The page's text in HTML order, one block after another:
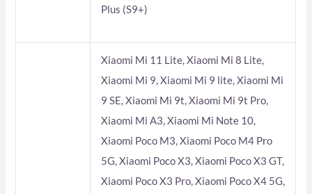
Plus (S9+)
Xiaomi Mi 11 Lite, Xiaomi Mi 8 Lite,
Xiaomi Mi 9, Xiaomi Mi 9 lite, Xiaomi Mi
9 SE, Xiaomi Mi 9t, Xiaomi Mi 9t Pro,
Xiaomi Mi A3, Xiaomi Mi Note 10,
Xiaomi Poco M3, Xiaomi Poco M4 Pro
5G, Xiaomi Poco X3, Xiaomi Poco X3 GT,
Xiaomi Poco X3 Pro, Xiaomi Poco X4 5G,